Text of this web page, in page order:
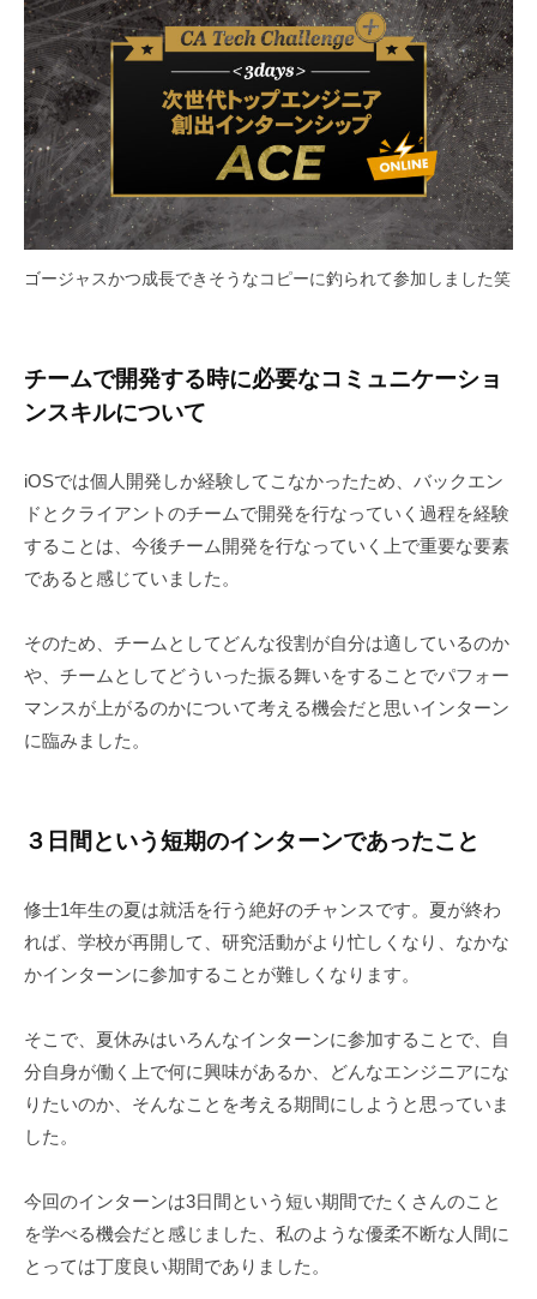
ゴージャスかつ成長できそうなコピーに釣られて参加しました笑
チームで開発する時に必要なコミュニケーショ
ンスキルについて
iOSでは個人開発しか経験してこなかったため、バックエン
ドとクライアントのチームで開発を行なっていく過程を経験
することは、今後チーム開発を行なっていく上で重要な要素
であると感じていました。
そのため、チームとしてどんな役割が自分は適しているのか
や、チームとしてどういった振る舞いをすることでパフォー
マンスが上がるのかについて考える機会だと思いインターン
に臨みました。
３日間という短期のインターンであったこと
修士1年生の夏は就活を行う絶好のチャンスです。夏が終わ
れば、学校が再開して、研究活動がより忙しくなり、なかな
かインターンに参加することが難しくなります。
そこで、夏休みはいろんなインターンに参加することで、自
分自身が働く上で何に興味があるか、どんなエンジニアにな
りたいのか、そんなことを考える期間にしようと思っていま
した。
今回のインターンは3日間という短い期間でたくさんのこと
を学べる機会だと感じました、私のような優柔不断な人間に
とっては丁度良い期間でありました。